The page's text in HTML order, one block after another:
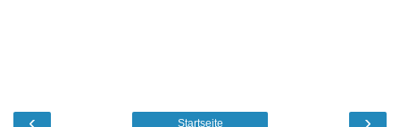
Startseite